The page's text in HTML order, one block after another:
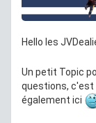
Hello les
Un petit Topic
questions, c'est
également ici